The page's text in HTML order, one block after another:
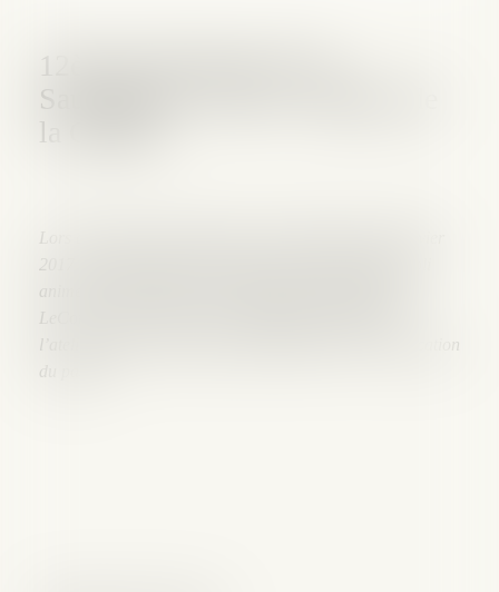
12èmes Entretiens de la
Sauvegarde – Paris – Maison de
Lors des 12èmes entretiens de la sauvegarde le 30 janvier
animera avec Monsieur le Professeur Pierre-Michel
l’atelier consacré au juge-commissaire face à la vérification
du passif.